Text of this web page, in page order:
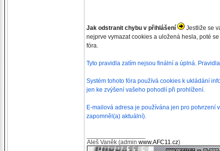
Jak odstranit chybu v přihlášení
Jestliže se
nejprve vymazat cookies a uložená hesla, poté
fóra.
Tyto pravidla zatím nejsou finální a úplná.
Systém tohoto fóra používá cookies k ukládání
jen ke zvýšení vašeho pohodlí při prohlížení.
E-mailová adresa je používána jen pro
zapomněl(a) aktuální).
Aleš Vaněk (admin www.AFC11.cz)